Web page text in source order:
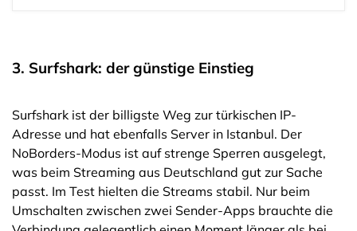
3. Surfshark: der günstige Einstieg
Surfshark ist der billigste Weg zur türkischen IP-
Adresse und hat ebenfalls Server in Istanbul. Der
NoBorders-Modus ist auf strenge Sperren ausgelegt,
was beim Streaming aus Deutschland gut zur Sache
passt. Im Test hielten die Streams stabil. Nur beim
Umschalten zwischen zwei Sender-Apps brauchte die